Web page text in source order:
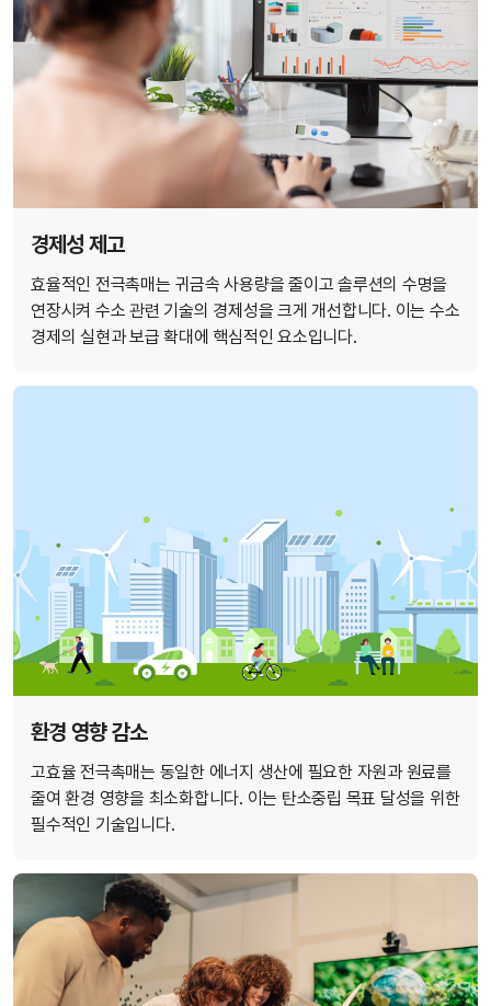
경제성 제고
효율적인 전극촉매는 귀금속 사용량을 줄이고 솔루션의 수명을
연장시켜 수소 관련 기술의 경제성을 크게 개선합니다. 이는 수소
경제의 실현과 보급 확대에 핵심적인 요소입니다.
환경 영향 감소
고효율 전극촉매는 동일한 에너지 생산에 필요한 자원과 원료를
줄여 환경 영향을 최소화합니다. 이는 탄소중립 목표 달성을 위한
필수적인 기술입니다.